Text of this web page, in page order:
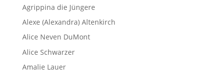
Agrippina die Jüngere
Alexe (Alexandra) Altenkirch
Alice Neven DuMont
Alice Schwarzer
Amalie Lauer